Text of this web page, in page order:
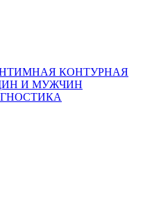
КОНТУРНАЯ
И МУЖЧИН